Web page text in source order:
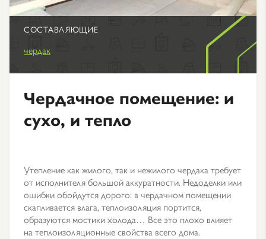
СОСТАВЛЯЮЩИЕ
чердак
Чердачное помещение: и
сухо, и тепло
Утепление как жилого, так и нежилого чердака требует
от исполнителя большой аккуратности. Недоделки или
ошибки обойдутся дорого: в чердачном помещении
скапливается влага, теплоизоляция портится,
образуются мостики холода… Все это плохо влияет
на теплоизоляционные свойства всего дома.